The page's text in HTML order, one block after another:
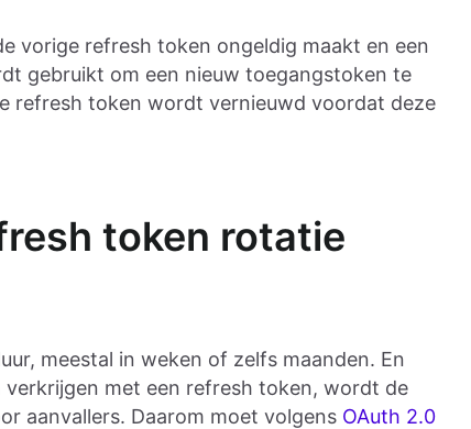
vorige refresh token ongeldig maakt en een
gebruikt om een nieuw toegangstoken te
refresh token wordt vernieuwd voordat deze
token rotatie
meestal in weken of zelfs maanden. En
met een refresh token, wordt de
aanvallers. Daarom moet volgens OAuth 2.0